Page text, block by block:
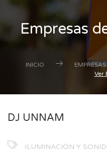
Empresas
INICIO EMPRESAS
Ver
DJ UNNAM
ILUMINACIÓN Y